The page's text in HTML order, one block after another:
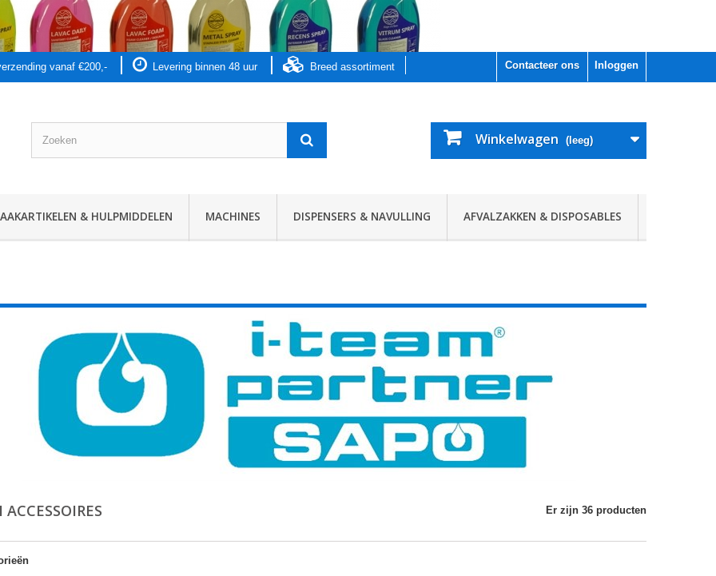
Inloggen
Contacteer ons
Breed assortiment
Levering binnen 48 uur
vanaf €200,-
Winkelwagen (leeg)
& HULPMIDDELEN MACHINES DISPENSERS & NAVULLING AFVALZAKKEN & DISPOSABLES
Er zijn 36 producten